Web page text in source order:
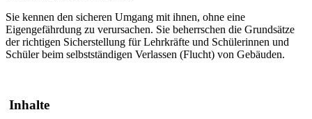
Sie kennen den sicheren Umgang mit ihnen, ohne eine
Eigengefährdung zu verursachen. Sie beherrschen die Grundsätze
der richtigen Sicherstellung für Lehrkräfte und Schülerinnen und
Schüler beim selbstständigen Verlassen (Flucht) von Gebäuden.
Inhalte